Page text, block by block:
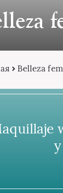
Belleza